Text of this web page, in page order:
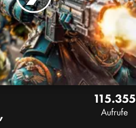
115.355
Aufrufe